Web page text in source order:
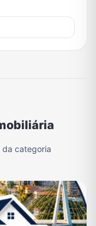
da categoria